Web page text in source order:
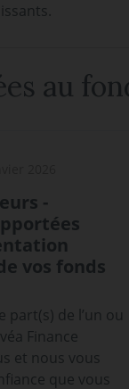
au
-
vos fonds
part(s) de l’un ou
Finance
et nous vous
que vous